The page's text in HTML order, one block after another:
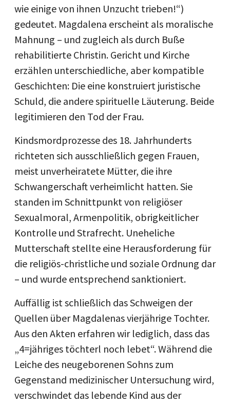
wie einige von ihnen Unzucht trieben!“)
gedeutet. Magdalena erscheint als moralische
Mahnung – und zugleich als durch Buße
rehabilitierte Christin. Gericht und Kirche
erzählen unterschiedliche, aber kompatible
Geschichten: Die eine konstruiert juristische
Schuld, die andere spirituelle Läuterung. Beide
legitimieren den Tod der Frau.
Kindsmordprozesse des 18. Jahrhunderts
richteten sich ausschließlich gegen Frauen,
meist unverheiratete Mütter, die ihre
Schwangerschaft verheimlicht hatten. Sie
standen im Schnittpunkt von religiöser
Sexualmoral, Armenpolitik, obrigkeitlicher
Kontrolle und Strafrecht. Uneheliche
Mutterschaft stellte eine Herausforderung für
die religiös-christliche und soziale Ordnung dar
– und wurde entsprechend sanktioniert.
Auffällig ist schließlich das Schweigen der
Quellen über Magdalenas vierjährige Tochter.
Aus den Akten erfahren wir lediglich, dass das
„4=jähriges töchterl noch lebet“. Während die
Leiche des neugeborenen Sohns zum
Gegenstand medizinischer Untersuchung wird,
verschwindet das lebende Kind aus der